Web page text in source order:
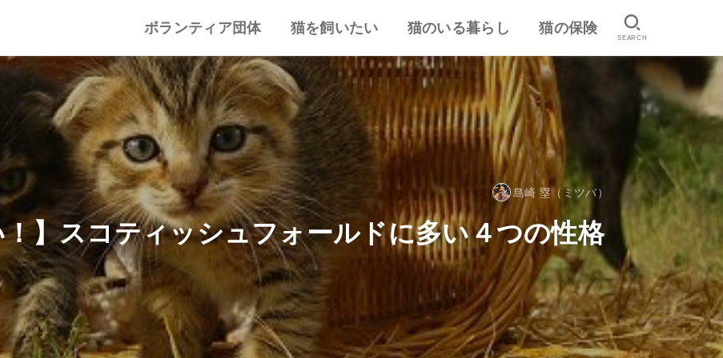
ボランティア団体
譲渡会・里親会
猫カフェ
特集記事
動物愛護・ボランティア
地域別まとめ
猫を飼いたい
猫の迎え方
猫を飼うとは
心がまえ
飼う前の確認
猫の里親
色々な猫種ランキング
猫のいる暮らし
猫のしつけ
猫とのスキンシップ
猫の食事・栄養管理
猫の気持ち
病気予防・医学
おすすめ猫用品・グッズ
猫の習性
猫の保険
ペット保険の口コミ・評判
失敗しないペット保険
SEARCH
島崎 塁（ミツバ）
】スコティッシュフォールドに多い４つの性格